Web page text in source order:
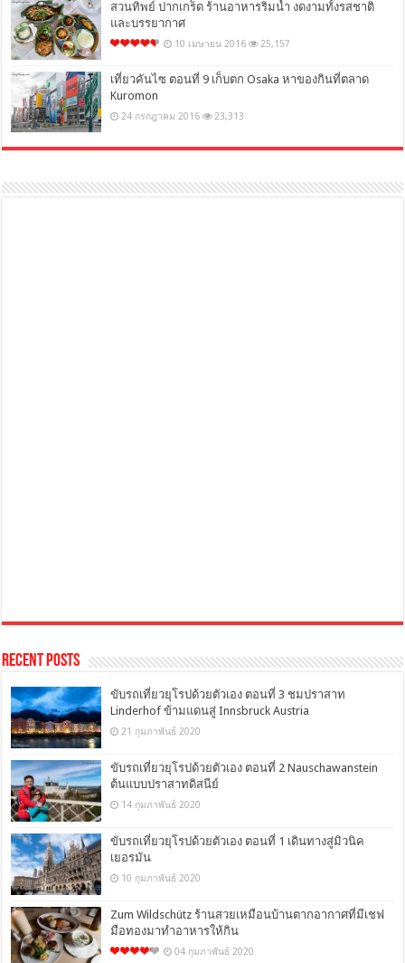
สวนทิพย์ ปากเกร็ด ร้านอาหารริมน้ำ งดงามทั้งรสชาติ
และบรรยากาศ
10 เมษายน 2016 25,157
เที่ยวคันไซ ตอนที่ 9 เก็บตก Osaka หาของกินที่ตลาด
Kuromon
24 กรกฎาคม 2016 23,313
Recent Posts
ขับรถเที่ยวยุโรปด้วยตัวเอง ตอนที่ 3 ชมปราสาท
Linderhof ข้ามแดนสู่ Innsbruck Austria
21 กุมภาพันธ์ 2020
ขับรถเที่ยวยุโรปด้วยตัวเอง ตอนที่ 2 Nauschawanstein
ต้นแบบปราสาทดิสนีย์
14 กุมภาพันธ์ 2020
ขับรถเที่ยวยุโรปด้วยตัวเอง ตอนที่ 1 เดินทางสู่มิวนิค
เยอรมัน
10 กุมภาพันธ์ 2020
Zum Wildschütz ร้านสวยเหมือนบ้านตากอากาศที่มีเชฟ
มือทองมาทำอาหารให้กิน
04 กุมภาพันธ์ 2020